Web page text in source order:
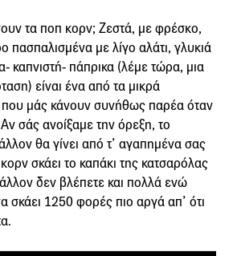
τα ποπ κορν; Ζεστά, με φρέσκο,
πασπαλισμένα με λίγο αλάτι, γλυκιά
καπνιστή- πάπρικα (λέμε τώρα, μια
είναι ένα από τα μικρά
μάς κάνουν συνήθως παρέα όταν
σάς ανοίξαμε την όρεξη, το
θα γίνει από τ’ αγαπημένα σας
σκάει το καπάκι της κατσαρόλας
δεν βλέπετε και πολλά ενώ
σκάει 1250 φορές πιο αργά απ’ ότι